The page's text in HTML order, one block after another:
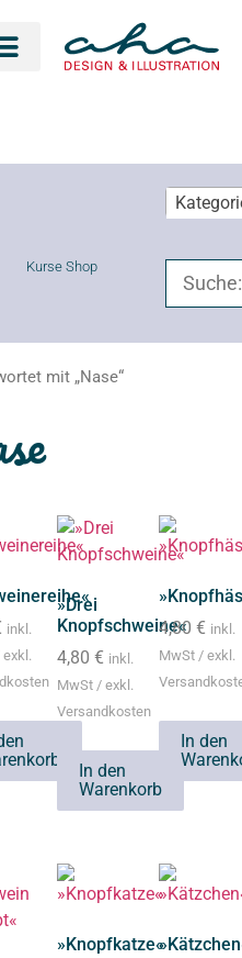
Kurse Shop
mit „Nase“
inkl.
»Drei
Knopfschweine«
4,80 € inkl.
MwSt / exkl.
Versandkosten
In den
Warenkorb
4,80 € inkl.
MwSt / exkl.
In den
»Knopfkatze«